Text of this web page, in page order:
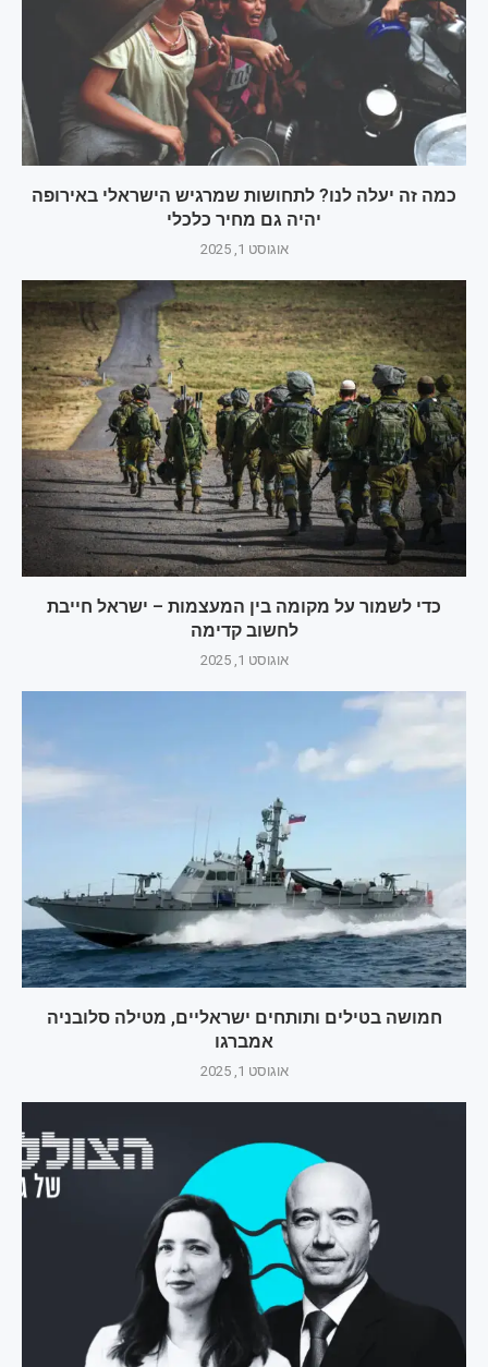
כמה זה יעלה לנו? לתחושות שמרגיש הישראלי באירופה
יהיה גם מחיר כלכלי
אוגוסט 1, 2025
כדי לשמור על מקומה בין המעצמות – ישראל חייבת
לחשוב קדימה
אוגוסט 1, 2025
חמושה בטילים ותותחים ישראליים, מטילה סלובניה
אמברגו
אוגוסט 1, 2025